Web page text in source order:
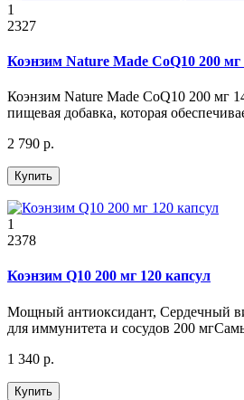
1
2327
Коэнзим Nature Made CoQ10 200 мг
Коэнзим Nature Made CoQ10 200 мг
пищевая добавка, которая
2 790 р.
Купить
1
2378
Коэнзим Q10 200 мг 120 капсул
Мощный антиоксидант, Сердечный
для иммунитета и сосудов 200
1 340 р.
Купить